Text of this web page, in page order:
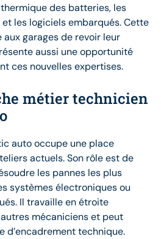
des batteries, les
les logiciels embarqués. Cette
garages de revoir leur
aussi une opportunité
ces nouvelles expertises.
métier technicien
auto occupe une place
actuels. Son rôle est de
les pannes les plus
systèmes électroniques ou
Il travaille en étroite
mécaniciens et peut
d’encadrement technique.